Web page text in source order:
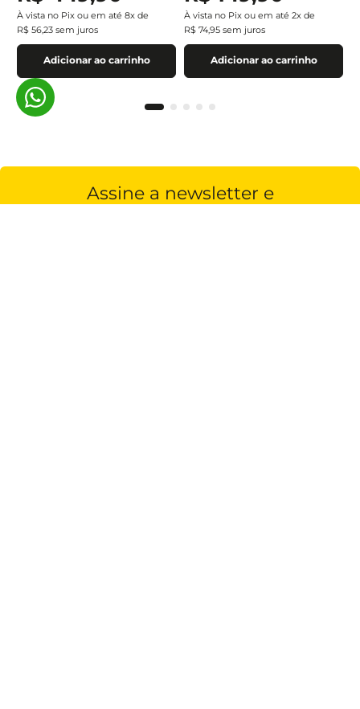
À vista no Pix ou em até 8x de
R$ 56,23 sem juros
Adicionar ao carrinho
À vista no Pix ou em até 2x de
R$ 74,95 sem juros
Adicionar ao carrinho
Assine a newsletter e